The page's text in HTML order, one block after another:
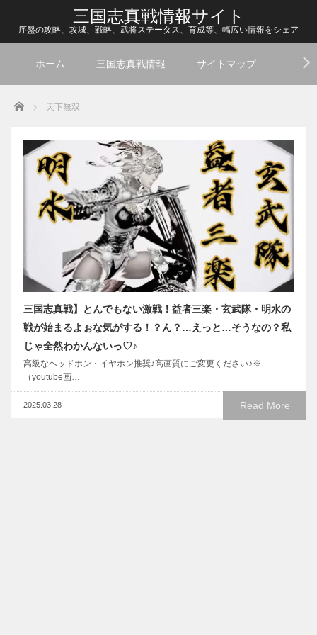
三国志真戦情報サイト
序盤の攻略、攻城、戦略、武将ステータス、育成等、幅広い情報をシェア
ホーム 三国志真戦情報 サイトマップ
Home 天下無双
三国志真戦】とんでもない激戦！益者三楽・玄武隊・明水の
戦が始まるよぉな気がする！？ん？…えっと…そうなの？私
じゃ全然わかんないっ♡♪
高級なヘッドホン・イヤホン推奨♪高画質にご変更ください♪※
（youtube画…
Read More
2025.03.28